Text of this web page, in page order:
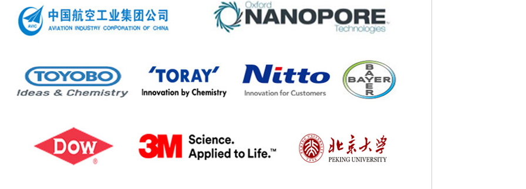
12-26)
现产业化 (2015-12-26)
米机器人 (2016-03-20)